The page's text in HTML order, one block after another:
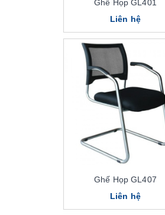
Ghế Họp GL401
Liên hệ
Ghế Họp GL407
Liên hệ